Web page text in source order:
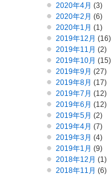
2020年4月 (3)
2020年2月 (6)
2020年1月 (1)
2019年12月 (16)
2019年11月 (2)
2019年10月 (15)
2019年9月 (27)
2019年8月 (17)
2019年7月 (12)
2019年6月 (12)
2019年5月 (2)
2019年4月 (7)
2019年3月 (4)
2019年1月 (9)
2018年12月 (1)
2018年11月 (6)